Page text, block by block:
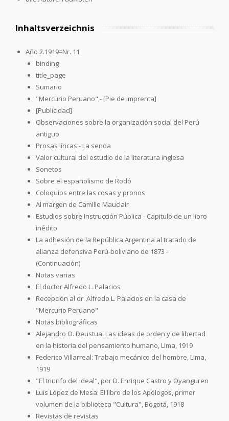
Inhaltsverzeichnis
Año 2.1919=Nr. 11
binding
title_page
Sumario
"Mercurio Peruano" - [Pie de imprenta]
[Publicidad]
Observaciones sobre la organización social del Perú
antiguo
Prosas líricas - La senda
Valor cultural del estudio de la literatura inglesa
Sonetos
Sobre el españolismo de Rodó
Coloquios entre las cosas y pronos
Al margen de Camille Mauclair
Estudios sobre Instrucción Pública - Capitulo de un libro
inédito
La adhesión de la República Argentina al tratado de
alianza defensiva Perú-boliviano de 1873 -
(Continuación)
Notas varias
El doctor Alfredo L. Palacios
Recepción al dr. Alfredo L. Palacios en la casa de
"Mercurio Peruano"
Notas bibliográficas
Alejandro O. Deustua: Las ideas de orden y de libertad
en la historia del pensamiento humano, Lima, 1919
Federico Villarreal: Trabajo mecánico del hombre, Lima,
1919
"El triunfo del ideal", por D. Enrique Castro y Oyanguren
Luis López de Mesa: El libro de los Apólogos, primer
volumen de la biblioteca "Cultura", Bogotá, 1918
Revistas de revistas